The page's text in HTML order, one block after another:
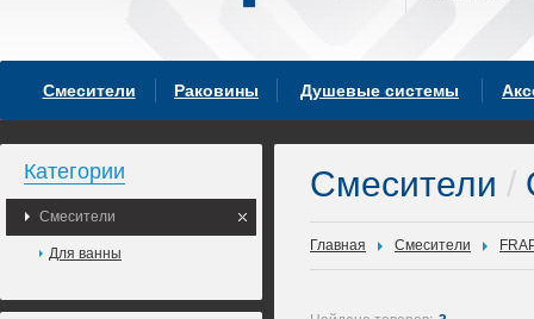
Смесители Раковины Душевые системы
Категории
Смесители
Для ванны
Смесители /
Главная Смесители